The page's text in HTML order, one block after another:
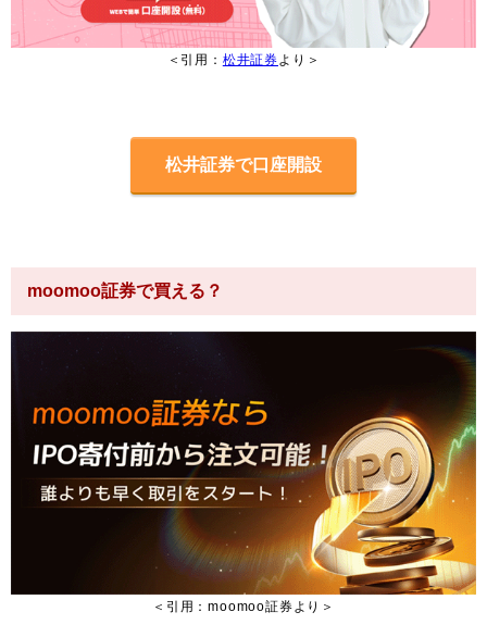
＜引用： 松井証券より＞
松井証券で口座開設
moomoo証券で買える？
＜引用：moomoo証券より＞